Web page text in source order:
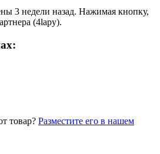
3 недели назад. Нажимая кнопку,
(4lapy).
товар? Разместите его в нашем